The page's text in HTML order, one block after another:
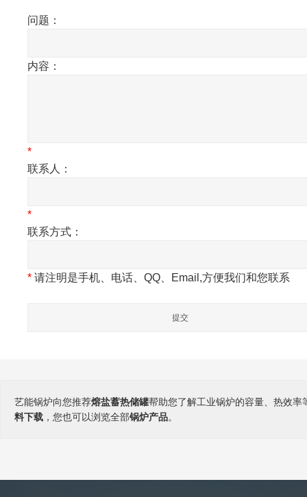
问题：
内容：
*
联系人：
*
联系方式：
* 请注明是手机、电话、QQ、Email,方便我们和您联系
艺能锅炉向您推荐熔盐蓄热储罐帮助您了解工业锅炉的容量、热效
料下载 ，您也可以浏览全部锅炉产品。